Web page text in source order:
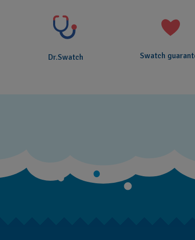
Dr.Swatch Swatch